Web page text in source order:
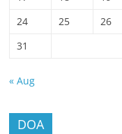
24
25 26
31
« Aug
DOA